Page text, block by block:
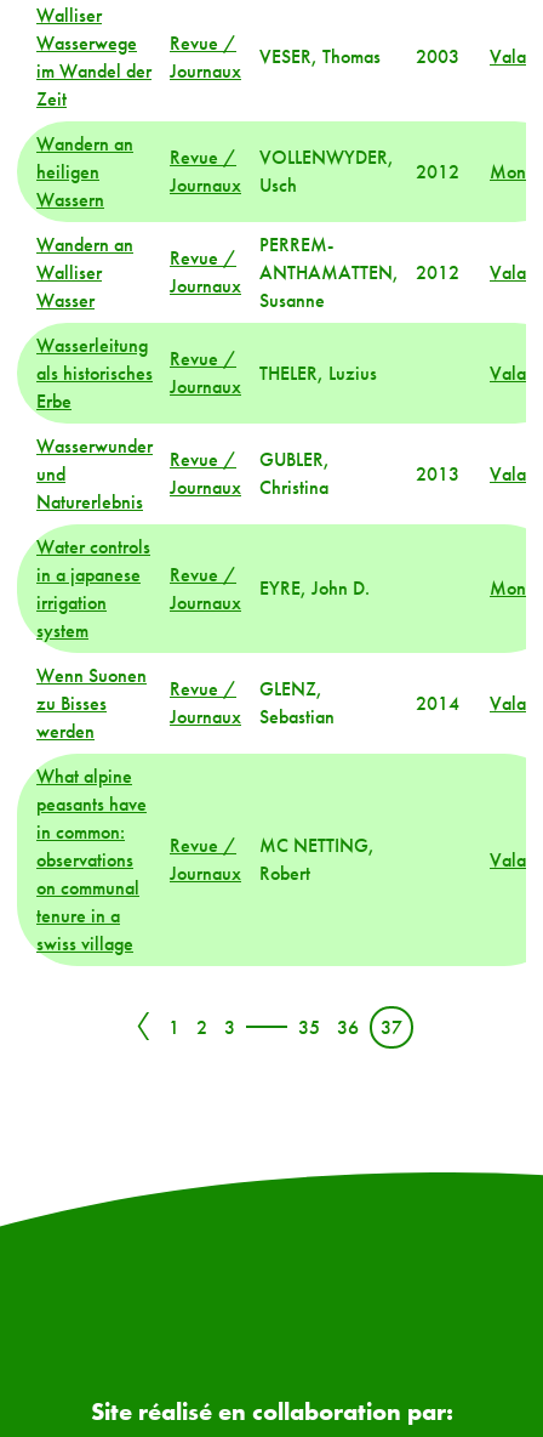
Walliser
Wasserwege
im Wandel der
Zeit
Revue /
Journaux
VESER, Thomas 2003 Valais
Wandern an
heiligen
Wassern
Revue /
Journaux
VOLLENWYDER,
Usch
2012
Wandern an
Walliser
Wasser
Revue /
Journaux
PERREM-
ANTHAMATTEN,
Susanne
2012 Valais
Wasserleitung
als historisches
Erbe
Revue /
Journaux
THELER, Luzius Valais
Wasserwunder
und
Naturerlebnis
Revue /
Journaux
GUBLER,
Christina
2013 Valais
Water controls
in a japanese
irrigation
system
Revue /
Journaux
EYRE, John D.
Wenn Suonen
zu Bisses
werden
Revue /
Journaux
GLENZ,
Sebastian
2014 Valais
What alpine
peasants have
in common:
observations
on communal
tenure in a
swiss village
Revue /
Journaux
MC NETTING,
Robert
Valais
〈 1 2 3 35 36 37
Site réalisé en collaboration par: